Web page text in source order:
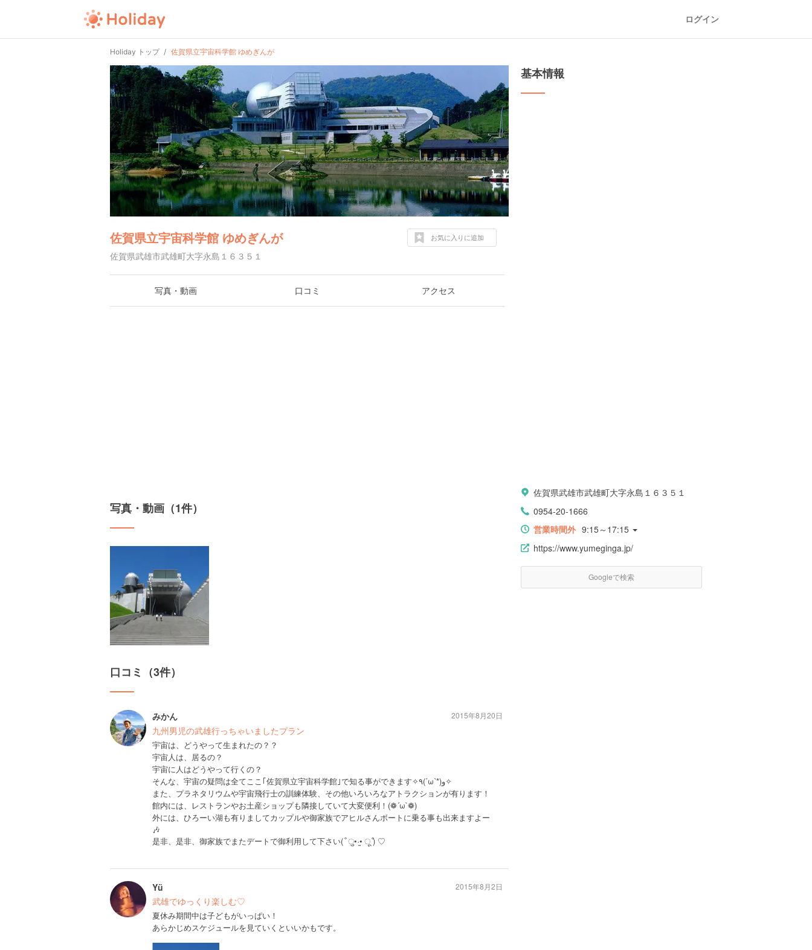
ログイン
Holiday トップ 佐賀県立宇宙科学館 ゆめぎんが
佐賀県立宇宙科学館 ゆめぎんが
佐賀県武雄市武雄町大字永島１６３５１
お気に入りに追加
写真・動画 口コミ アクセス
写真・動画（1件）
口コミ（3件）
みかん
九州男児の武雄行っちゃいましたプラン
宇宙は、どうやって生まれたの？？
宇宙人は、居るの？
宇宙に人はどうやって行くの？
そんな、宇宙の疑問は全てここ｢佐賀県立宇宙科学館｣で知る事ができます✧٩(ˊωˋ*)و✧
また、プラネタリウムや宇宙飛行士の訓練体験、その他いろいろなアトラクションが有ります！
館内には、レストランやお土産ショップも隣接していて大変便利！(❁´ω`❁)
外には、ひろーい湖も有りましてカップルや御家族でアヒルさんボートに乗る事も出来ますよー
🎶
是非、是非、御家族でまたデートで御利用して下さい( ͒ ु•·̫• ू ͒) ♡
2015年8月20日
Yü
武雄でゆっくり楽しむ♡
夏休み期間中は子どもがいっぱい！
あらかじめスケジュールを見ていくといいかもです。
2015年8月2日
基本情報
佐賀県武雄市武雄町大字永島１６３５１
0954-20-1666
営業時間外 9:15～17:15
https://www.yumeginga.jp/
Googleで検索